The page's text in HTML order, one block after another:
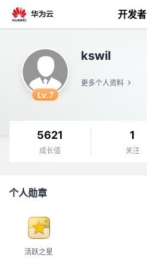
开发者
我
Lv.7
kswil
更多个人资料
5621
成长值
1
关注
个人勋章
活跃之星